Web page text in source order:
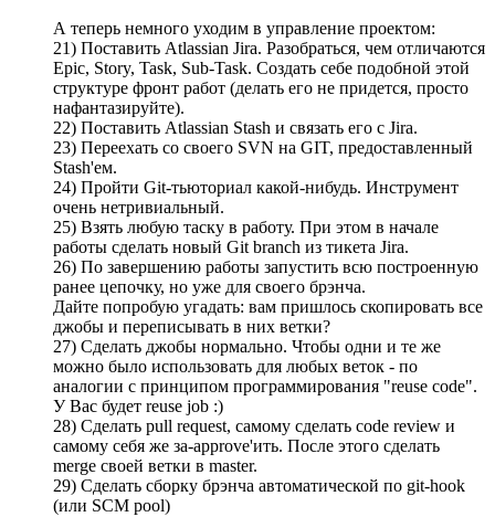
А теперь немного уходим в управление проектом:
21) Поставить Atlassian Jira. Разобраться, чем отличаются
Epic, Story, Task, Sub-Task. Создать себе подобной этой
структуре фронт работ (делать его не придется, просто
нафантазируйте).
22) Поставить Atlassian Stash и связать его с Jira.
23) Переехать со своего SVN на GIT, предоставленный
Stash'ем.
24) Пройти Git-тьюториал какой-нибудь. Инструмент
очень нетривиальный.
25) Взять любую таску в работу. При этом в начале
работы сделать новый Git branch из тикета Jira.
26) По завершению работы запустить всю построенную
ранее цепочку, но уже для своего брэнча.
Дайте попробую угадать: вам пришлось скопировать все
джобы и переписывать в них ветки?
27) Сделать джобы нормально. Чтобы одни и те же
можно было использовать для любых веток - по
аналогии с принципом программирования "reuse code".
У Вас будет reuse job :)
28) Сделать pull request, самому сделать code review и
самому себя же за-approve'ить. После этого сделать
merge своей ветки в master.
29) Сделать сборку брэнча автоматической по git-hook
(или SCM pool)